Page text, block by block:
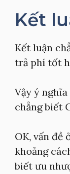
Kết
Kết luận
trả phí tốt
Vậy ý
chẳng biết
OK, vấn đề
khoảng
biết ưu